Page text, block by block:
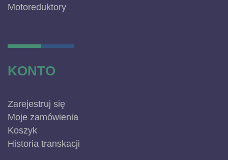
Motoreduktory
KONTO
Zarejestruj się
Moje zamówienia
Koszyk
Historia transkacji